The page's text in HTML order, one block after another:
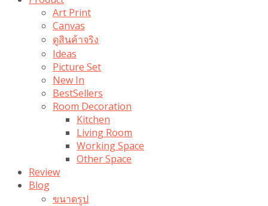
Art Print
Canvas
ดูสินค้าจริง
Ideas
Picture Set
New In
BestSellers
Room Decoration
Kitchen
Living Room
Working Space
Other Space
Review
Blog
ขนาดรูป